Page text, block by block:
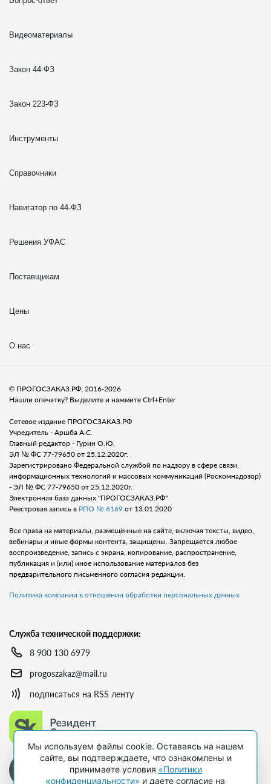
Видеоматериалы
Закон 44-ФЗ
Закон 223-ФЗ
Инструменты
Справочники
Навигатор по 44-ФЗ
Решения УФАС
Поставщикам
Цены
О нас
© ПРОГОСЗАКАЗ.РФ, 2016-2026
Нашли опечатку? Выделите и нажмите Ctrl+Enter
Сетевое издание ПРОГОСЗАКАЗ.РФ
Учредитель - Аршба А.С.
Главный редактор - Гурин О.Ю.
ЭЛ № ФС 77-79650 от 25.12.2020г.
Зарегистрировано Федеральной службой по надзору в сфере связи,
информационных технологий и массовых коммуникаций (Роскомнадозор)
- ЭЛ № ФС 77-79650 от 25.12.2020г.
Электронная база данных "ПРОГОСЗАКАЗ.РФ"
Реестровая запись в РПО № 6169 от 13.01.2020
Все права на материалы, размещённые на сайте, включая тексты, видео,
вебинары и иные формы контента, защищены. Запрещается любое
воспроизведение, запись с экрана, копирование, распространение,
публикация и (или) иное использование материалов без
предварительного письменного согласия редакции.
Политика компании в отношении обработки персональных данных
Служба технической поддержки:
8 900 130 6979
progoszakaz@mail.ru
подписаться на RSS ленту
Мы используем файлы cookie. Оставаясь на нашем
сайте, вы подтверждаете, что ознакомлены и
принимаете условия «Политики
конфиденциальности» и даете согласие на